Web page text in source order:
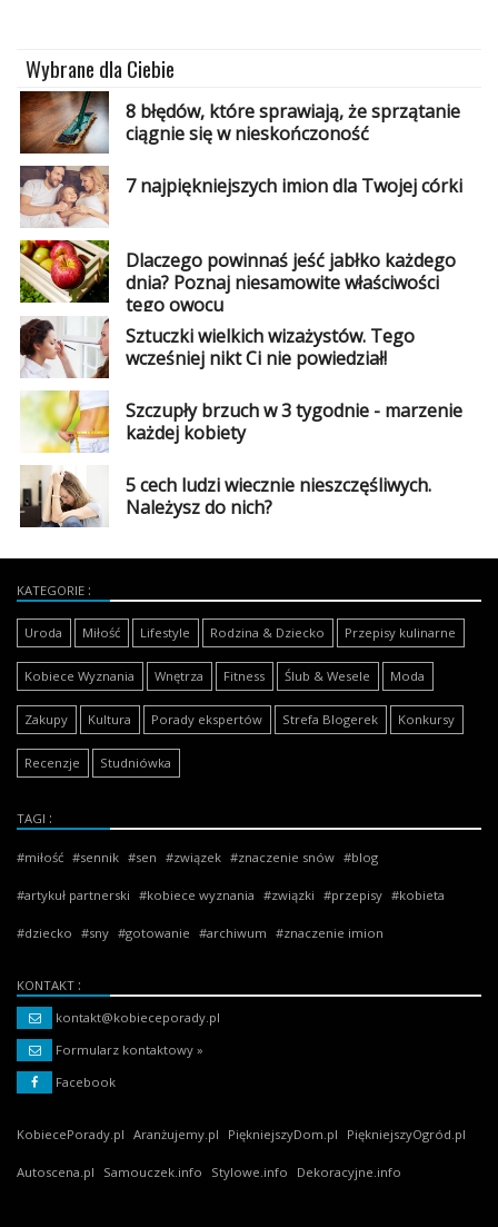
Wybrane dla Ciebie
8 błędów, które sprawiają, że sprzątanie
ciągnie się w nieskończoność
7 najpiękniejszych imion dla Twojej córki
Dlaczego powinnaś jeść jabłko każdego
dnia? Poznaj niesamowite właściwości
tego owocu
Sztuczki wielkich wizażystów. Tego
wcześniej nikt Ci nie powiedział!
Szczupły brzuch w 3 tygodnie - marzenie
każdej kobiety
5 cech ludzi wiecznie nieszczęśliwych.
Należysz do nich?
KATEGORIE
Uroda Miłość Lifestyle Rodzina & Dziecko Przepisy kulinarne
Kobiece Wyznania Wnętrza Fitness Ślub & Wesele Moda
Zakupy Kultura Porady ekspertów Strefa Blogerek Konkursy
Recenzje Studniówka
TAGI
miłość sennik sen związek znaczenie snów blog
artykuł partnerski kobiece wyznania związki przepisy kobieta
dziecko sny gotowanie archiwum znaczenie imion
KONTAKT
kontakt@kobieceporady.pl
Formularz kontaktowy »
Facebook
KobiecePorady.pl Aranżujemy.pl PiękniejszyDom.pl PiękniejszyOgród.pl
Autoscena.pl Samouczek.info Stylowe.info Dekoracyjne.info